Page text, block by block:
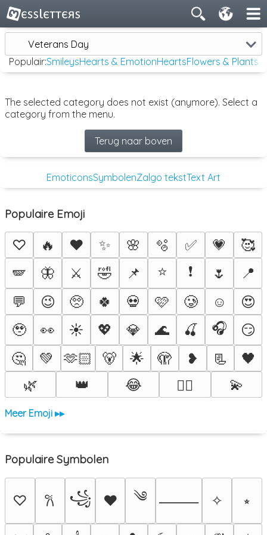
Veterans Day
Populair:SmileysHearts & EmotionHeartsFlowers & Plants
The selected category does not exist (anymore). Select a
category from the menu.
Terug naar boven
EmoticonsSymbolenZalgo tekstText Art
Populaire Emoji
♡ 🔥 ❤️ ✨ 🌸 🫧 ✅ 💗
🥰
🪽
🦋 ⚔️ 🤣 📌 ⭐ ❗ 🌷
📍
💬
😉 🥺 🍀 💀 🩷 🥲 ☺️
😍
🥹
👀 ☀️ 💖 💎 🌊 🍒 🎧
😏
🤔
💚 🫶🏻 🐻 🌟 🫣 ❥ 📃
🖤
🌿
👑 😂 ❤️‍🔥 💫
Meer Emoji ▸▸
Populaire Symbolen
♡ 𐙚 ꧁ ♥ ༄ ⸻ ✧ ⭒